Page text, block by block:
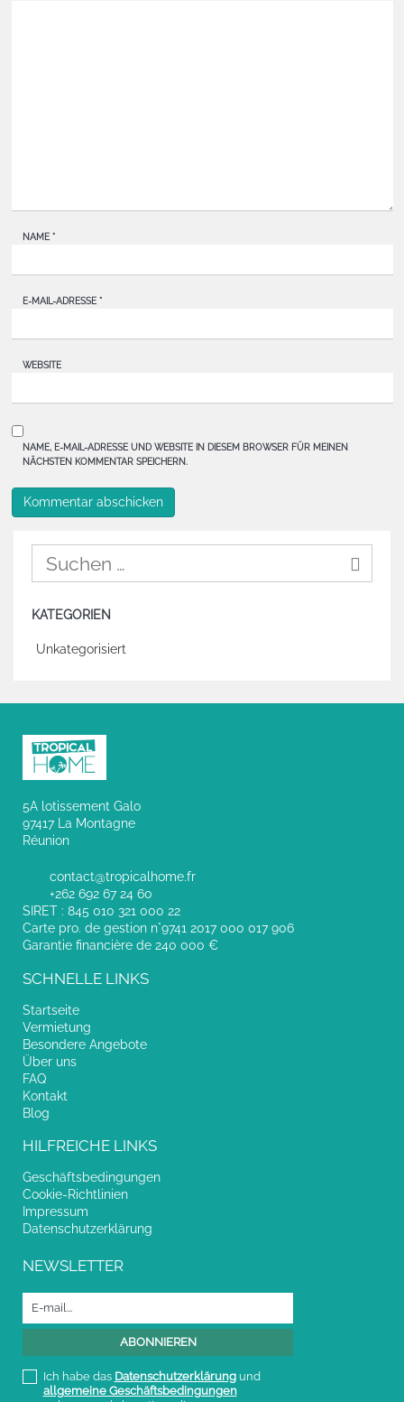
NAME *
E-MAIL-ADRESSE *
WEBSITE
NAME, E-MAIL-ADRESSE UND WEBSITE IN DIESEM BROWSER FÜR MEINEN
NÄCHSTEN KOMMENTAR SPEICHERN.
KATEGORIEN
Unkategorisiert
5A lotissement Galo
97417 La Montagne
Réunion
contact@tropicalhome.fr
+262 692 67 24 60
SIRET : 845 010 321 000 22
Carte pro. de gestion n°9741 2017 000 017 906
Garantie financière de 240 000 €
SCHNELLE LINKS
Startseite
Vermietung
Besondere Angebote
Über uns
FAQ
Kontakt
Blog
HILFREICHE LINKS
Geschäftsbedingungen
Cookie-Richtlinien
Impressum
Datenschutzerklärung
NEWSLETTER
Ich habe das Datenschutzerklärungund
allgemeine Geschäftsbedingungen